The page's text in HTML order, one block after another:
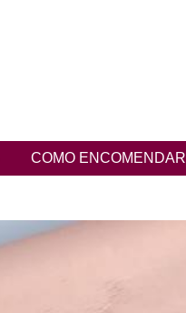
COMO ENCOMENDAR